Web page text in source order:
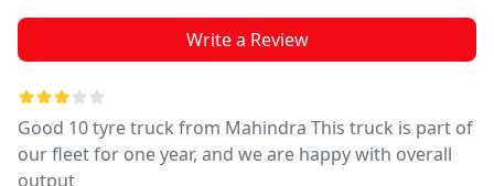
Write a Review
Good 10 tyre truck from Mahindra This truck is part of
our fleet for one year, and we are happy with overall
output